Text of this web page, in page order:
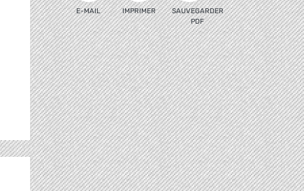
E-MAIL IMPRIMER
SAUVEGARDER
PDF